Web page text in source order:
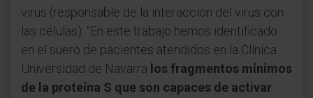
virus (responsable de la interacción del virus con
las células). “En este trabajo hemos identificado
en el suero de pacientes atendidos en la Clínica
Universidad de Navarra los fragmentos mínimos
de la proteína S que son capaces de activar